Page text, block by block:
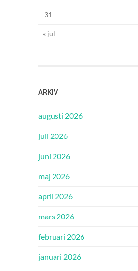
31
« jul
ARKIV
augusti 2026
juli 2026
juni 2026
maj 2026
april 2026
mars 2026
februari 2026
januari 2026